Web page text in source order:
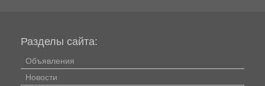
Разделы сайта:
Объявления
Новости